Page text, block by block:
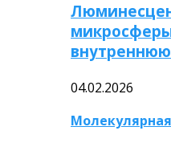
04.02.2026